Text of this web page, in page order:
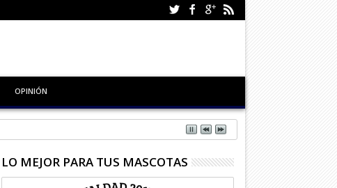
OPINIÓN
LO MEJOR PARA TUS MASCOTAS